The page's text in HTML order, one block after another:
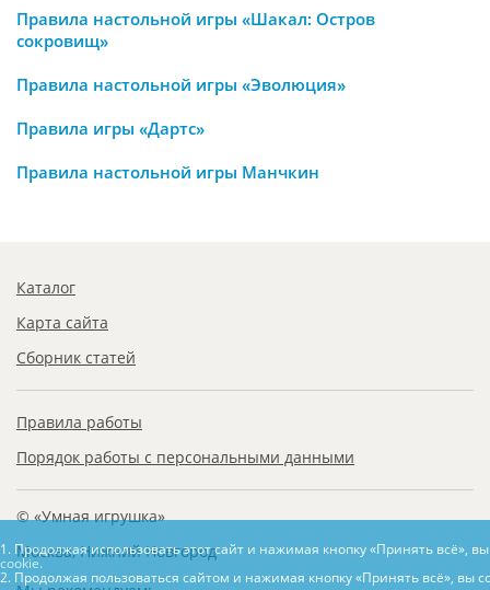
Правила настольной игры «Шакал: Остров
сокровищ»
Правила настольной игры «Эволюция»
Правила игры «Дартс»
Правила настольной игры Манчкин
Каталог
Карта сайта
Сборник статей
Правила работы
Порядок работы с персональными данными
© «Умная игрушка»
Москва, Нижний Новгород
1. Продолжая использовать этот сайт и нажимая кнопку «Принять всё»,
cookie.
2. Продолжая пользоваться сайтом и нажимая кнопку «Принять всё», вы